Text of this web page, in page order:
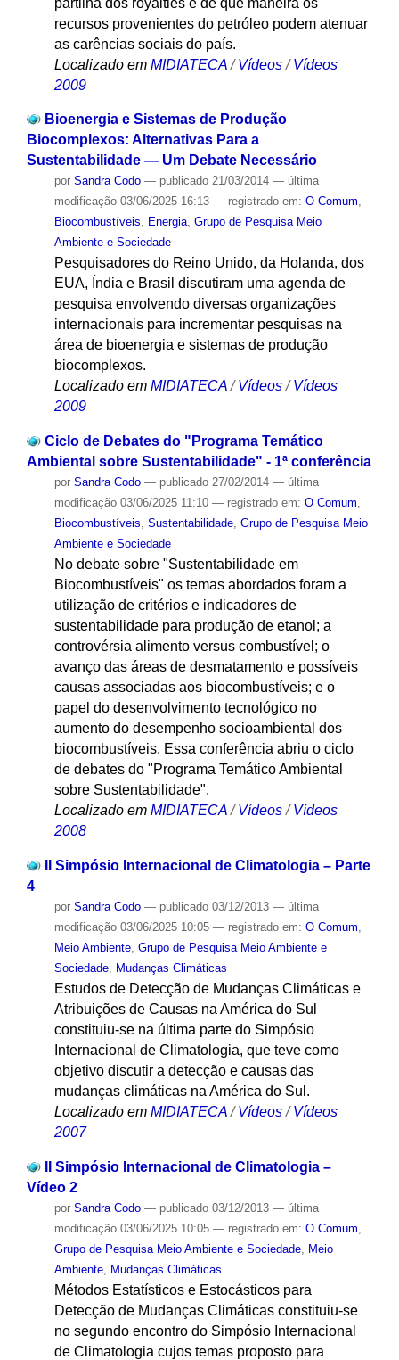
recursos provenientes do petróleo podem atenuar
as carências sociais do país.
Localizado em MIDIATECA /Vídeos /Vídeos
2009
Bioenergia e Sistemas de Produção
Biocomplexos: Alternativas Para a
Sustentabilidade — Um Debate Necessário
por Sandra Codo — publicado21/03/2014 — última
modificação03/06/2025 16:13 — registrado em: O Comum,
Biocombustíveis, Energia, Grupo de Pesquisa Meio
Ambiente e Sociedade
Pesquisadores do Reino Unido, da Holanda, dos
EUA, Índia e Brasil discutiram uma agenda de
pesquisa envolvendo diversas organizações
internacionais para incrementar pesquisas na
área de bioenergia e sistemas de produção
biocomplexos.
Localizado em MIDIATECA / Vídeos / Vídeos
2009
Ciclo de Debates do "Programa Temático
Ambiental sobre Sustentabilidade" - 1ª conferência
por Sandra Codo — publicado27/02/2014 — última
modificação03/06/2025 11:10 — registrado em: O Comum,
Biocombustíveis, Sustentabilidade, Grupo de Pesquisa Meio
Ambiente e Sociedade
No debate sobre "Sustentabilidade em
Biocombustíveis" os temas abordados foram a
utilização de critérios e indicadores de
sustentabilidade para produção de etanol; a
controvérsia alimento versus combustível; o
avanço das áreas de desmatamento e possíveis
causas associadas aos biocombustíveis; e o
papel do desenvolvimento tecnológico no
aumento do desempenho socioambiental dos
biocombustíveis. Essa conferência abriu o ciclo
de debates do "Programa Temático Ambiental
sobre Sustentabilidade".
Localizado em MIDIATECA /Vídeos /Vídeos
2008
II Simpósio Internacional de Climatologia – Parte
4
por Sandra Codo — publicado03/12/2013 — última
modificação03/06/2025 10:05 — registrado em: O Comum
Meio Ambiente, Grupo de Pesquisa Meio Ambiente e
Sociedade, Mudanças Climáticas
Estudos de Detecção de Mudanças Climáticas e
Atribuições de Causas na América do Sul
constituiu-se na última parte do Simpósio
Internacional de Climatologia, que teve como
objetivo discutir a detecção e causas das
mudanças climáticas na América do Sul.
Localizado em MIDIATECA /Vídeos /Vídeos
2007
II Simpósio Internacional de Climatologia –
Vídeo 2
por Sandra Codo — publicado03/12/2013 — última
modificação03/06/2025 10:05 — registrado em: O Comum
Grupo de Pesquisa Meio Ambiente e Sociedade, Meio
Ambiente, Mudanças Climáticas
Métodos Estatísticos e Estocásticos para
Detecção de Mudanças Climáticas constituiu-se
no segundo encontro do Simpósio Internacional
de Climatologia cujos temas proposto para